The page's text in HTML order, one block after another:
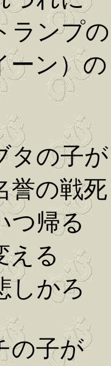
ンプの
ーン）
タの子が
誉の戦死
つ帰る
える
しかろ
の子が